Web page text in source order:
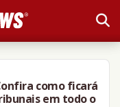
como ficará
em todo o